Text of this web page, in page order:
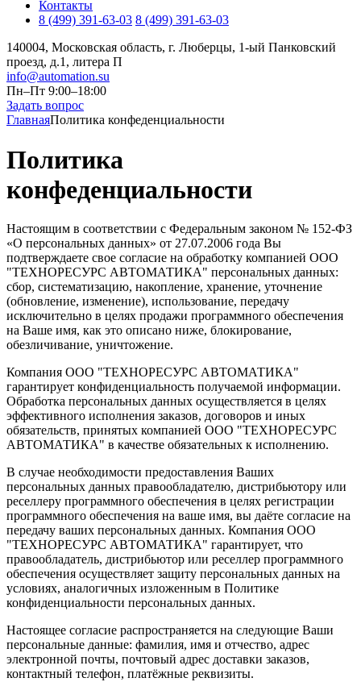
Контакты
8 (499) 391-63-03 8 (499) 391-63-03
140004, Московская область, г. Люберцы, 1-ый Панковский
проезд, д.1, литера П
info@automation.su
Пн–Пт 9:00–18:00
Задать вопрос
ГлавнаяПолитика конфеденциальности
Политика
конфеденциальности
Настоящим в соответствии с Федеральным законом № 152-ФЗ
«О персональных данных» от 27.07.2006 года Вы
подтверждаете свое согласие на обработку компанией ООО
"ТЕХНОРЕСУРС АВТОМАТИКА" персональных данных:
сбор, систематизацию, накопление, хранение, уточнение
(обновление, изменение), использование, передачу
исключительно в целях продажи программного обеспечения
на Ваше имя, как это описано ниже, блокирование,
обезличивание, уничтожение.
Компания ООО "ТЕХНОРЕСУРС АВТОМАТИКА"
гарантирует конфиденциальность получаемой информации.
Обработка персональных данных осуществляется в целях
эффективного исполнения заказов, договоров и иных
обязательств, принятых компанией ООО "ТЕХНОРЕСУРС
АВТОМАТИКА" в качестве обязательных к исполнению.
В случае необходимости предоставления Ваших
персональных данных правообладателю, дистрибьютору или
реселлеру программного обеспечения в целях регистрации
программного обеспечения на ваше имя, вы даёте согласие на
передачу ваших персональных данных. Компания ООО
"ТЕХНОРЕСУРС АВТОМАТИКА" гарантирует, что
правообладатель, дистрибьютор или реселлер программного
обеспечения осуществляет защиту персональных данных на
условиях, аналогичных изложенным в Политике
конфиденциальности персональных данных.
Настоящее согласие распространяется на следующие Ваши
персональные данные: фамилия, имя и отчество, адрес
электронной почты, почтовый адрес доставки заказов,
контактный телефон, платёжные реквизиты.